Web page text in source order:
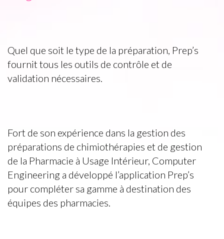
Quel que soit le type de la préparation, Prep’s
fournit tous les outils de contrôle et de
validation nécessaires.
Fort de son expérience dans la gestion des
préparations de chimiothérapies et de gestion
de la Pharmacie à Usage Intérieur, Computer
Engineering a développé l’application Prep’s
pour compléter sa gamme à destination des
équipes des pharmacies.